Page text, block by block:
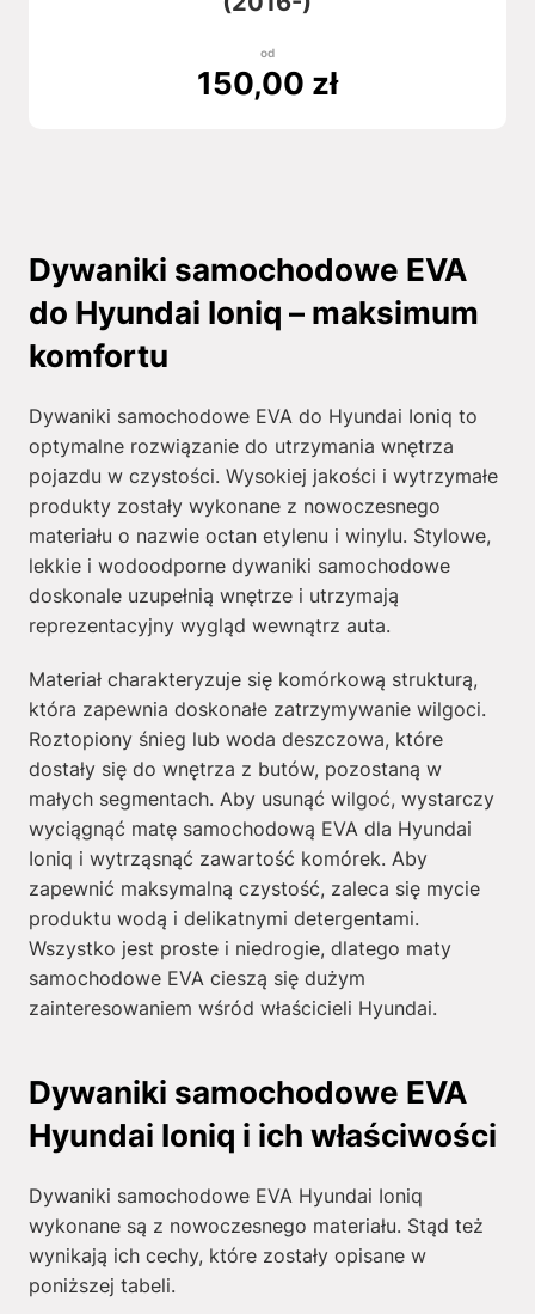
od
150,00 zł
Dywaniki samochodowe EVA
do Hyundai Ioniq – maksimum
komfortu
Dywaniki samochodowe EVA do Hyundai Ioniq to
optymalne rozwiązanie do utrzymania wnętrza
pojazdu w czystości. Wysokiej jakości i wytrzymałe
produkty zostały wykonane z nowoczesnego
materiału o nazwie octan etylenu i winylu. Stylowe,
lekkie i wodoodporne dywaniki samochodowe
doskonale uzupełnią wnętrze i utrzymają
reprezentacyjny wygląd wewnątrz auta.
Materiał charakteryzuje się komórkową strukturą,
która zapewnia doskonałe zatrzymywanie wilgoci.
Roztopiony śnieg lub woda deszczowa, które
dostały się do wnętrza z butów, pozostaną w
małych segmentach. Aby usunąć wilgoć, wystarczy
wyciągnąć matę samochodową EVA dla Hyundai
Ioniq i wytrząsnąć zawartość komórek. Aby
zapewnić maksymalną czystość, zaleca się mycie
produktu wodą i delikatnymi detergentami.
Wszystko jest proste i niedrogie, dlatego maty
samochodowe EVA cieszą się dużym
zainteresowaniem wśród właścicieli Hyundai.
Dywaniki samochodowe EVA
Hyundai Ioniq i ich właściwości
Dywaniki samochodowe EVA Hyundai Ioniq
wykonane są z nowoczesnego materiału. Stąd też
wynikają ich cechy, które zostały opisane w
poniższej tabeli.